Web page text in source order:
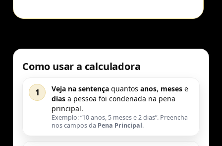
Como usar a calculadora
1 Veja na sentença quantos anos, meses e
dias a pessoa foi condenada na pena
principal.
Exemplo: “10 anos, 5 meses e 2 dias”. Preencha
nos campos da Pena Principal.